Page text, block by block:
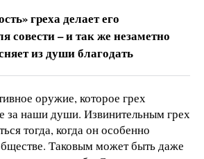
греха делает его
совести – и так же незаметно
из души благодать
оружие, которое грех
за наши души. Извинительным грех
тогда, когда он особенно
Таковым может быть даже